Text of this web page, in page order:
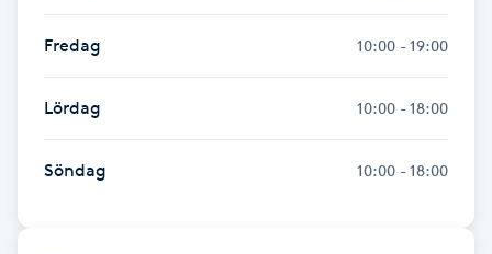
Idrottsmassage
Fredag 10:00 - 19:00
Lördag 10:00 - 18:00
Söndag 10:00 - 18:00